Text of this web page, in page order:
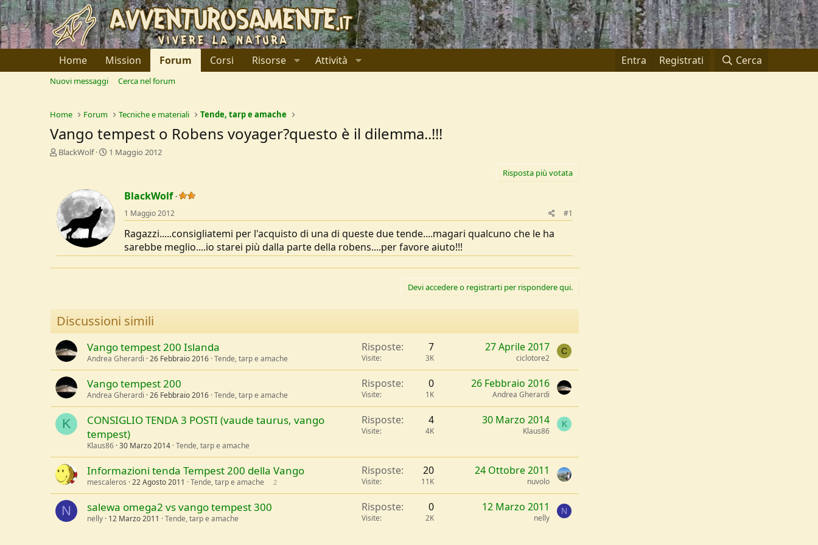
Home Mission Forum Corsi Risorse Attività Entra Registrati Cerca
Nuovi messaggi Cerca nel forum
Home Forum Tecniche e materiali Tende, tarp e amache
Vango tempest o Robens voyager?questo è il dilemma..!!!
C
o
r
e
D
c
i
o
e
BlackWolf
D
i
I
n
i
o
1 Maggio 2012
Risposta più votata
BlackWolf
1 Maggio 2012 #1
Ragazzi.....consigliatemi per l'acquisto di una di queste due tende....magari qualcuno che le ha
sarebbe meglio....io starei più dalla parte della robens....per favore aiuto!!!
Devi accedere o registrarti per rispondere qui.
Discussioni simili
Vango tempest 200 Islanda
Andrea Gherardi 26 Febbraio 2016 Tende, tarp e amache
Risposte 7
Visite 3K
27 Aprile 2017
ciclotore2
C
Vango tempest 200
Andrea Gherardi 26 Febbraio 2016 Tende, tarp e amache
Risposte 0
Visite 1K
26 Febbraio 2016
Andrea Gherardi
K
CONSIGLIO TENDA 3 POSTI (vaude taurus, vango
tempest)
Klaus86 30 Marzo 2014 Tende, tarp e amache
Risposte 4
Visite 4K
30 Marzo 2014
Klaus86
K
Informazioni tenda Tempest 200 della Vango
mescaleros 22 Agosto 2011 Tende, tarp e amache 2
Risposte 20
Visite 11K
24 Ottobre 2011
nuvolo
N salewa omega2 vs vango tempest 300
nelly 12 Marzo 2011 Tende, tarp e amache
Risposte 0
Visite 2K
12 Marzo 2011
nelly
N